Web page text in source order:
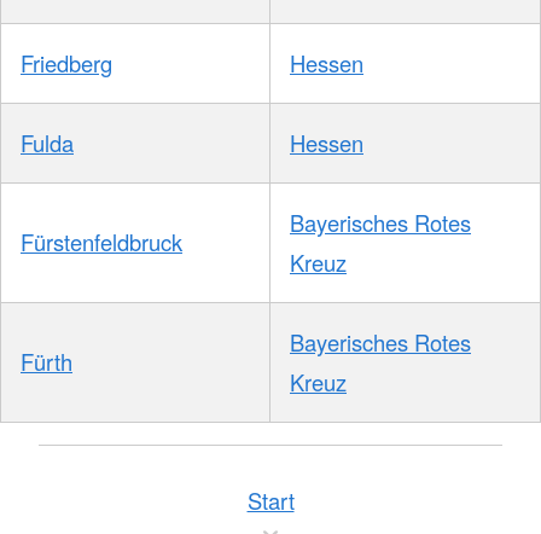
Friedberg Hessen
Fulda Hessen
Fürstenfeldbruck
Bayerisches Rotes
Kreuz
Fürth
Bayerisches Rotes
Kreuz
Start